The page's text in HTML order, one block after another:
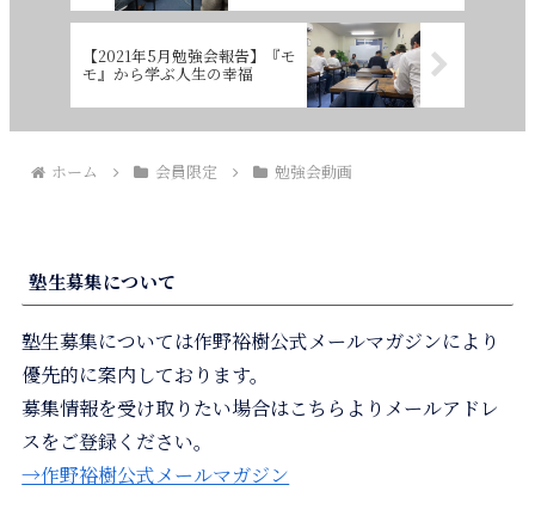
【2021年5月勉強会報告】『モ
モ』から学ぶ人生の幸福
ホーム 会員限定 勉強会動画
塾生募集について
塾生募集については作野裕樹公式メールマガジンにより
優先的に案内しております。
募集情報を受け取りたい場合はこちらよりメールアドレ
スをご登録ください。
→作野裕樹公式メールマガジン